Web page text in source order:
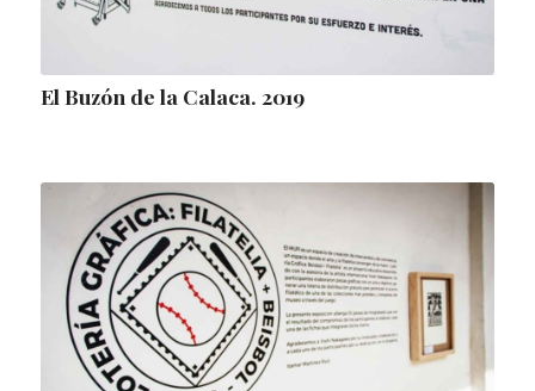
El Buzón de la Calaca. 2019